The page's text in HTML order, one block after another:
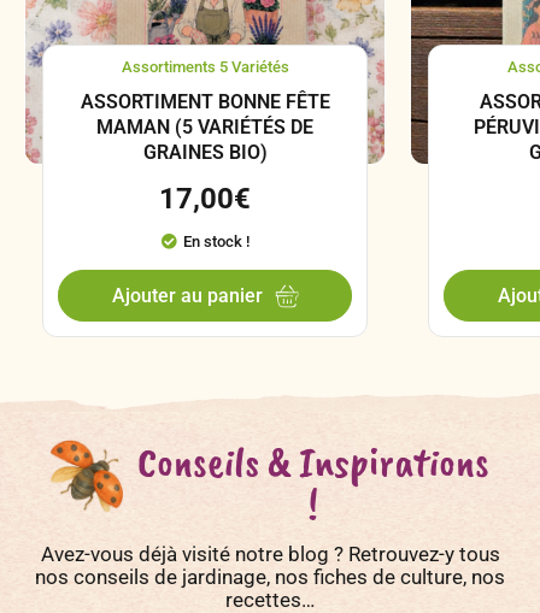
Assortiments 5 Variétés
ASSORTIMENT BONNE FÊTE
MAMAN (5 VARIÉTÉS DE
GRAINES BIO)
17,00€
En stock !
Ajouter au panier
Conseils & Inspirations
!
Avez-vous déjà visité notre blog ? Retrouvez-y tous
nos conseils de jardinage, nos fiches de culture, nos
recettes…